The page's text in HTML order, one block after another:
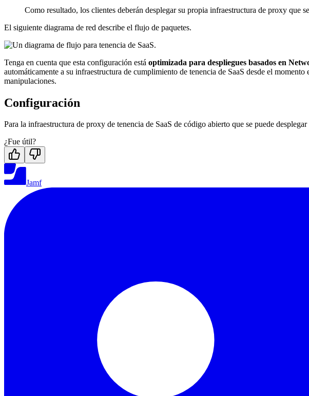
Como resultado, los clientes deberán desplegar su propia infraestructura de proxy
El siguiente diagrama de red describe el flujo de paquetes.
Tenga en cuenta que esta configuración está optimizada para despliegues basados en
automáticamente a su infraestructura de cumplimiento de tenencia de SaaS desde el
manipulaciones.
Configuración
Para la infraestructura de proxy de tenencia de SaaS de código abierto que se puede
¿Fue útil?
Jamf